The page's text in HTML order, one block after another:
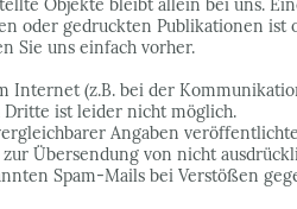
Objekte bleibt allein bei uns.
oder gedruckten Publikationen
Sie uns einfach vorher.
Internet (z.B. bei der
ist leider nicht möglich.
Angaben
Übersendung von nicht
Spam-Mails bei Verstößen